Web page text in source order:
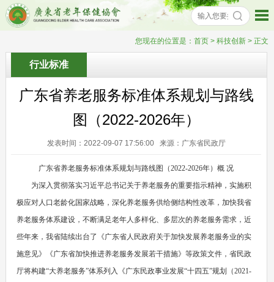
您现在的位置是：首页 > 科技创新 > 正文
行业标准
广东省养老服务标准体系规划与路线
图（2022-2026年）
发表时间：2022-09-07 17:56:00 来源：广东省民政厅
广东省养老服务标准体系规划与路线图（2022-2026年）概 况
为深入贯彻落实习近平总书记关于养老服务的重要指示精神，实施积
极应对人口老龄化国家战略，深化养老服务供给侧结构性改革，加快我省
养老服务体系建设，不断满足老年人多样化、多层次的养老服务需求，近
些年来，我省陆续出台了《广东省人民政府关于加快发展养老服务业的实
施意见》《广东省加快推进养老服务发展若干措施》等政策文件，省民政
厅将构建“大养老服务”体系列入《广东民政事业发展“十四五”规划（2021-